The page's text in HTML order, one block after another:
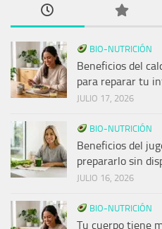
BIO-NUTRICIÓN
Beneficios del
para reparar tu
JULIO 17, 2026
BIO-NUTRICIÓN
Beneficios del
prepararlo sin
JULIO 16, 2026
BIO-NUTRICIÓN
Tu cuerpo tiene